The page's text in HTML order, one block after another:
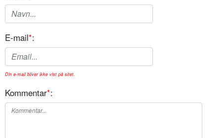
E-mail*:
Din e-mail bliver ikke vist på sitet.
Kommentar*: